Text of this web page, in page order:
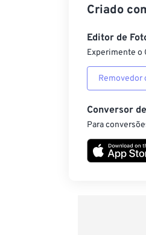
Criado
Editor de
Experimente o
Removedor
Conversor
Para